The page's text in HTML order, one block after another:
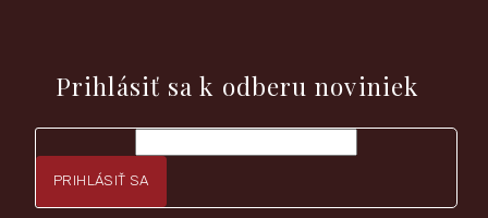
Prihlásiť sa k odberu noviniek
PRIHLÁSIŤ SA